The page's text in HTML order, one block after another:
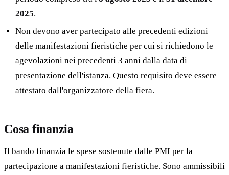
2025.
Non devono aver partecipato alle precedenti edizioni
delle manifestazioni fieristiche per cui si richiedono le
agevolazioni nei precedenti 3 anni dalla data di
presentazione dell'istanza. Questo requisito deve essere
attestato dall'organizzatore della fiera.
Cosa finanzia
Il bando finanzia le spese sostenute dalle PMI per la
partecipazione a manifestazioni fieristiche. Sono ammissibili